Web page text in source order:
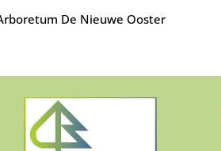
De Nieuwe Ooster